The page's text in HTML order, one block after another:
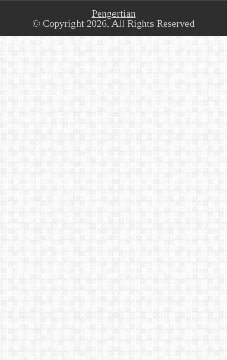
Pengertian
© Copyright 2026, All Rights Reserved